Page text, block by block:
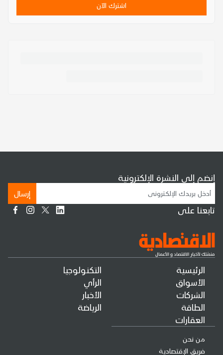
اشترك الآن
الرئيسية
الأسواق
الشركات
الطاقة
العقارات
التكنولوجيا
الرأي
الأخبار
الرياضة
من نحن
فريق الإقتصادية
إنضم إلى النشرة الإلكترونية
إرسال
تابعنا على